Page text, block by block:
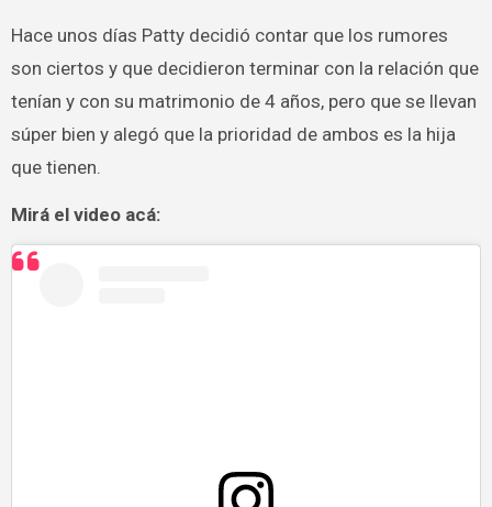
Hace unos días Patty decidió contar que los rumores
son ciertos y que decidieron terminar con la relación que
tenían y con su matrimonio de 4 años, pero que se llevan
súper bien y alegó que la prioridad de ambos es la hija
que tienen.
Mirá el video acá: